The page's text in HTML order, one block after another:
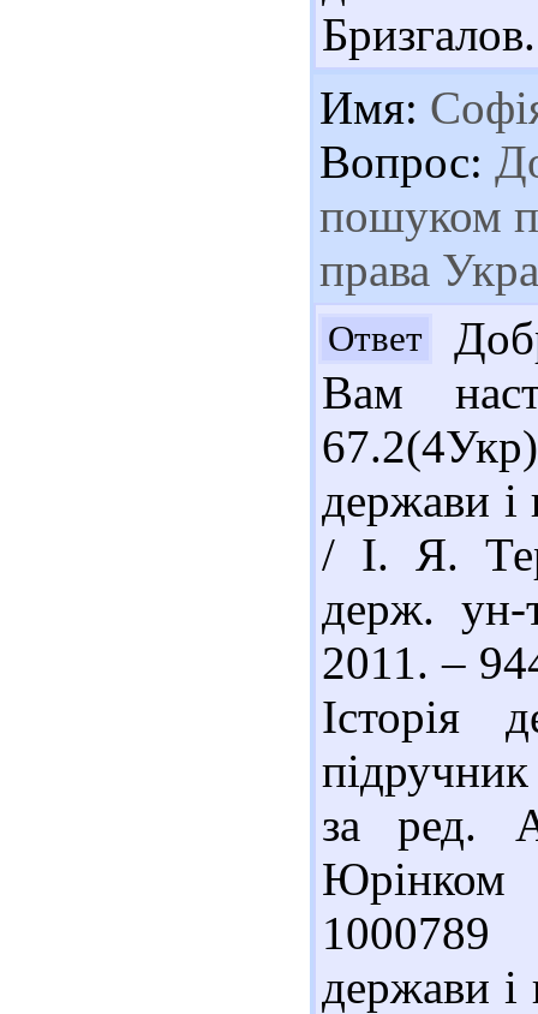
Имя:
Вопрос:
пошуком
права
Ответ
Вам
держави і
/ І. Я.
держ.
2011. –
Історія
за ред.
держави і